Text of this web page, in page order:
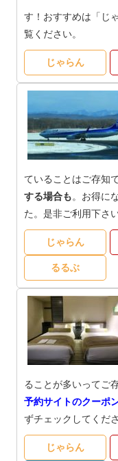
す！おすすめは「じ
覧ください。
じゃらん
ていることはご存知
する場合も。お得に
た。是非ご利用下さい
じゃらん
るるぶ
ることが多いってご
予約サイトのクーポ
ずチェックしてくだ
じゃらん